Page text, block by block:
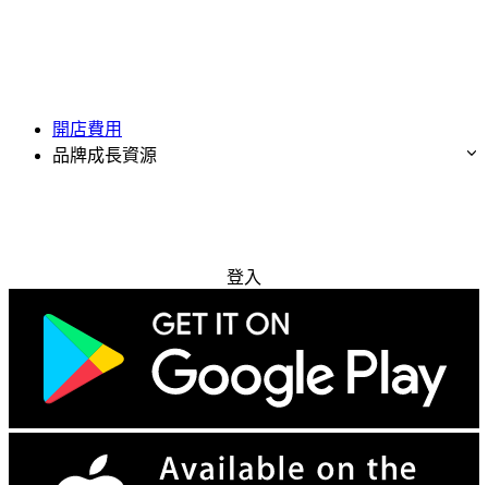
開店費用
品牌成長資源
登入